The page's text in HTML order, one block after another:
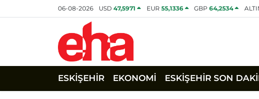
06-08-2026 USD47,5971 EUR 55,1336 GBP64,2534
ESKİŞEHİR EKONOMİ ESKİŞEHİR SON